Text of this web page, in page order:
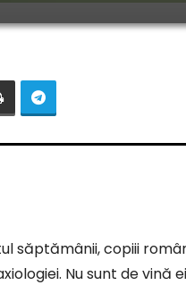
săptămânii, copiii
Nu sunt de